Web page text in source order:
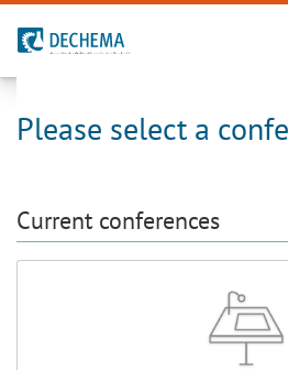
To the homepage
Please select a
Current conferences